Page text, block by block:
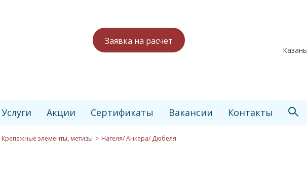
Заявка на расчет
Услуги Акции Сертификаты Вакансии Контакты
Крепежные элементы, метизы Нагеля/ Анкера/ Дюбеля